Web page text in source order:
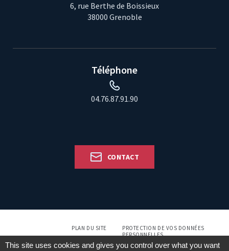
6, rue Berthe de Boissieux
38000 Grenoble
Téléphone
04.76.87.91.90
CONTACT
PLAN DU SITE
PROTECTION DE VOS DONNÉES
PERSONNELLES
This site uses cookies and gives you control over what you want